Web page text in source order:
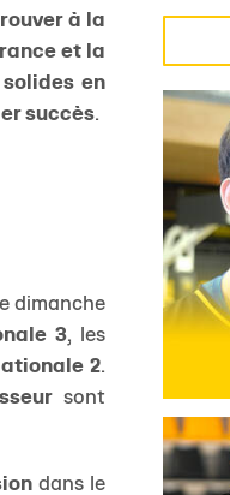
à la
et la
solides en
succès.
dimanche
3, les
2.
sont
dans le